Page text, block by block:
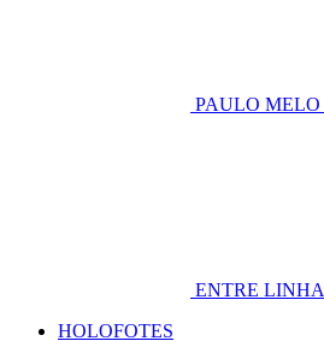
PAULO MELO
ENTRE
PrimaryHOLOFOTES